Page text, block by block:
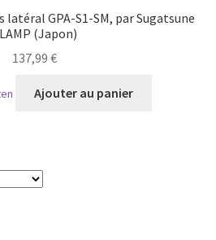
GPA-S1-SM, par Sugatsune
(Japon)
137,99 €
Ajouter au panier